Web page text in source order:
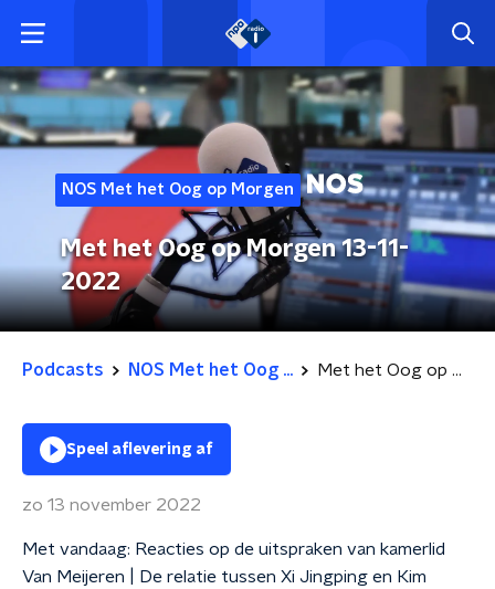
NOS Met het Oog op Morgen
Met het Oog op Morgen 13-11-
2022
Podcasts NOS Met het Oog ... Met het Oog op Morgen 13-11-2022
Speel aflevering af
zo 13 november 2022
Met vandaag: Reacties op de uitspraken van kamerlid
Van Meijeren | De relatie tussen Xi Jingping en Kim